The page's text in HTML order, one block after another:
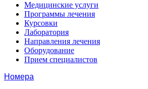
Медицинские услуги
Программы лечения
Курсовки
Лаборатория
Направления лечения
Оборудование
Прием специалистов
Номера